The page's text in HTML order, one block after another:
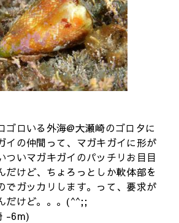
ゴロいる外海@大瀬崎のゴロタに
イの仲間って、マガキガイに形が
ついマガキガイのパッチリお目目
だけど、ちょろっとしか軟体部を
でガッカリします。って、要求が
だけど。。。(^^;;
-6m)